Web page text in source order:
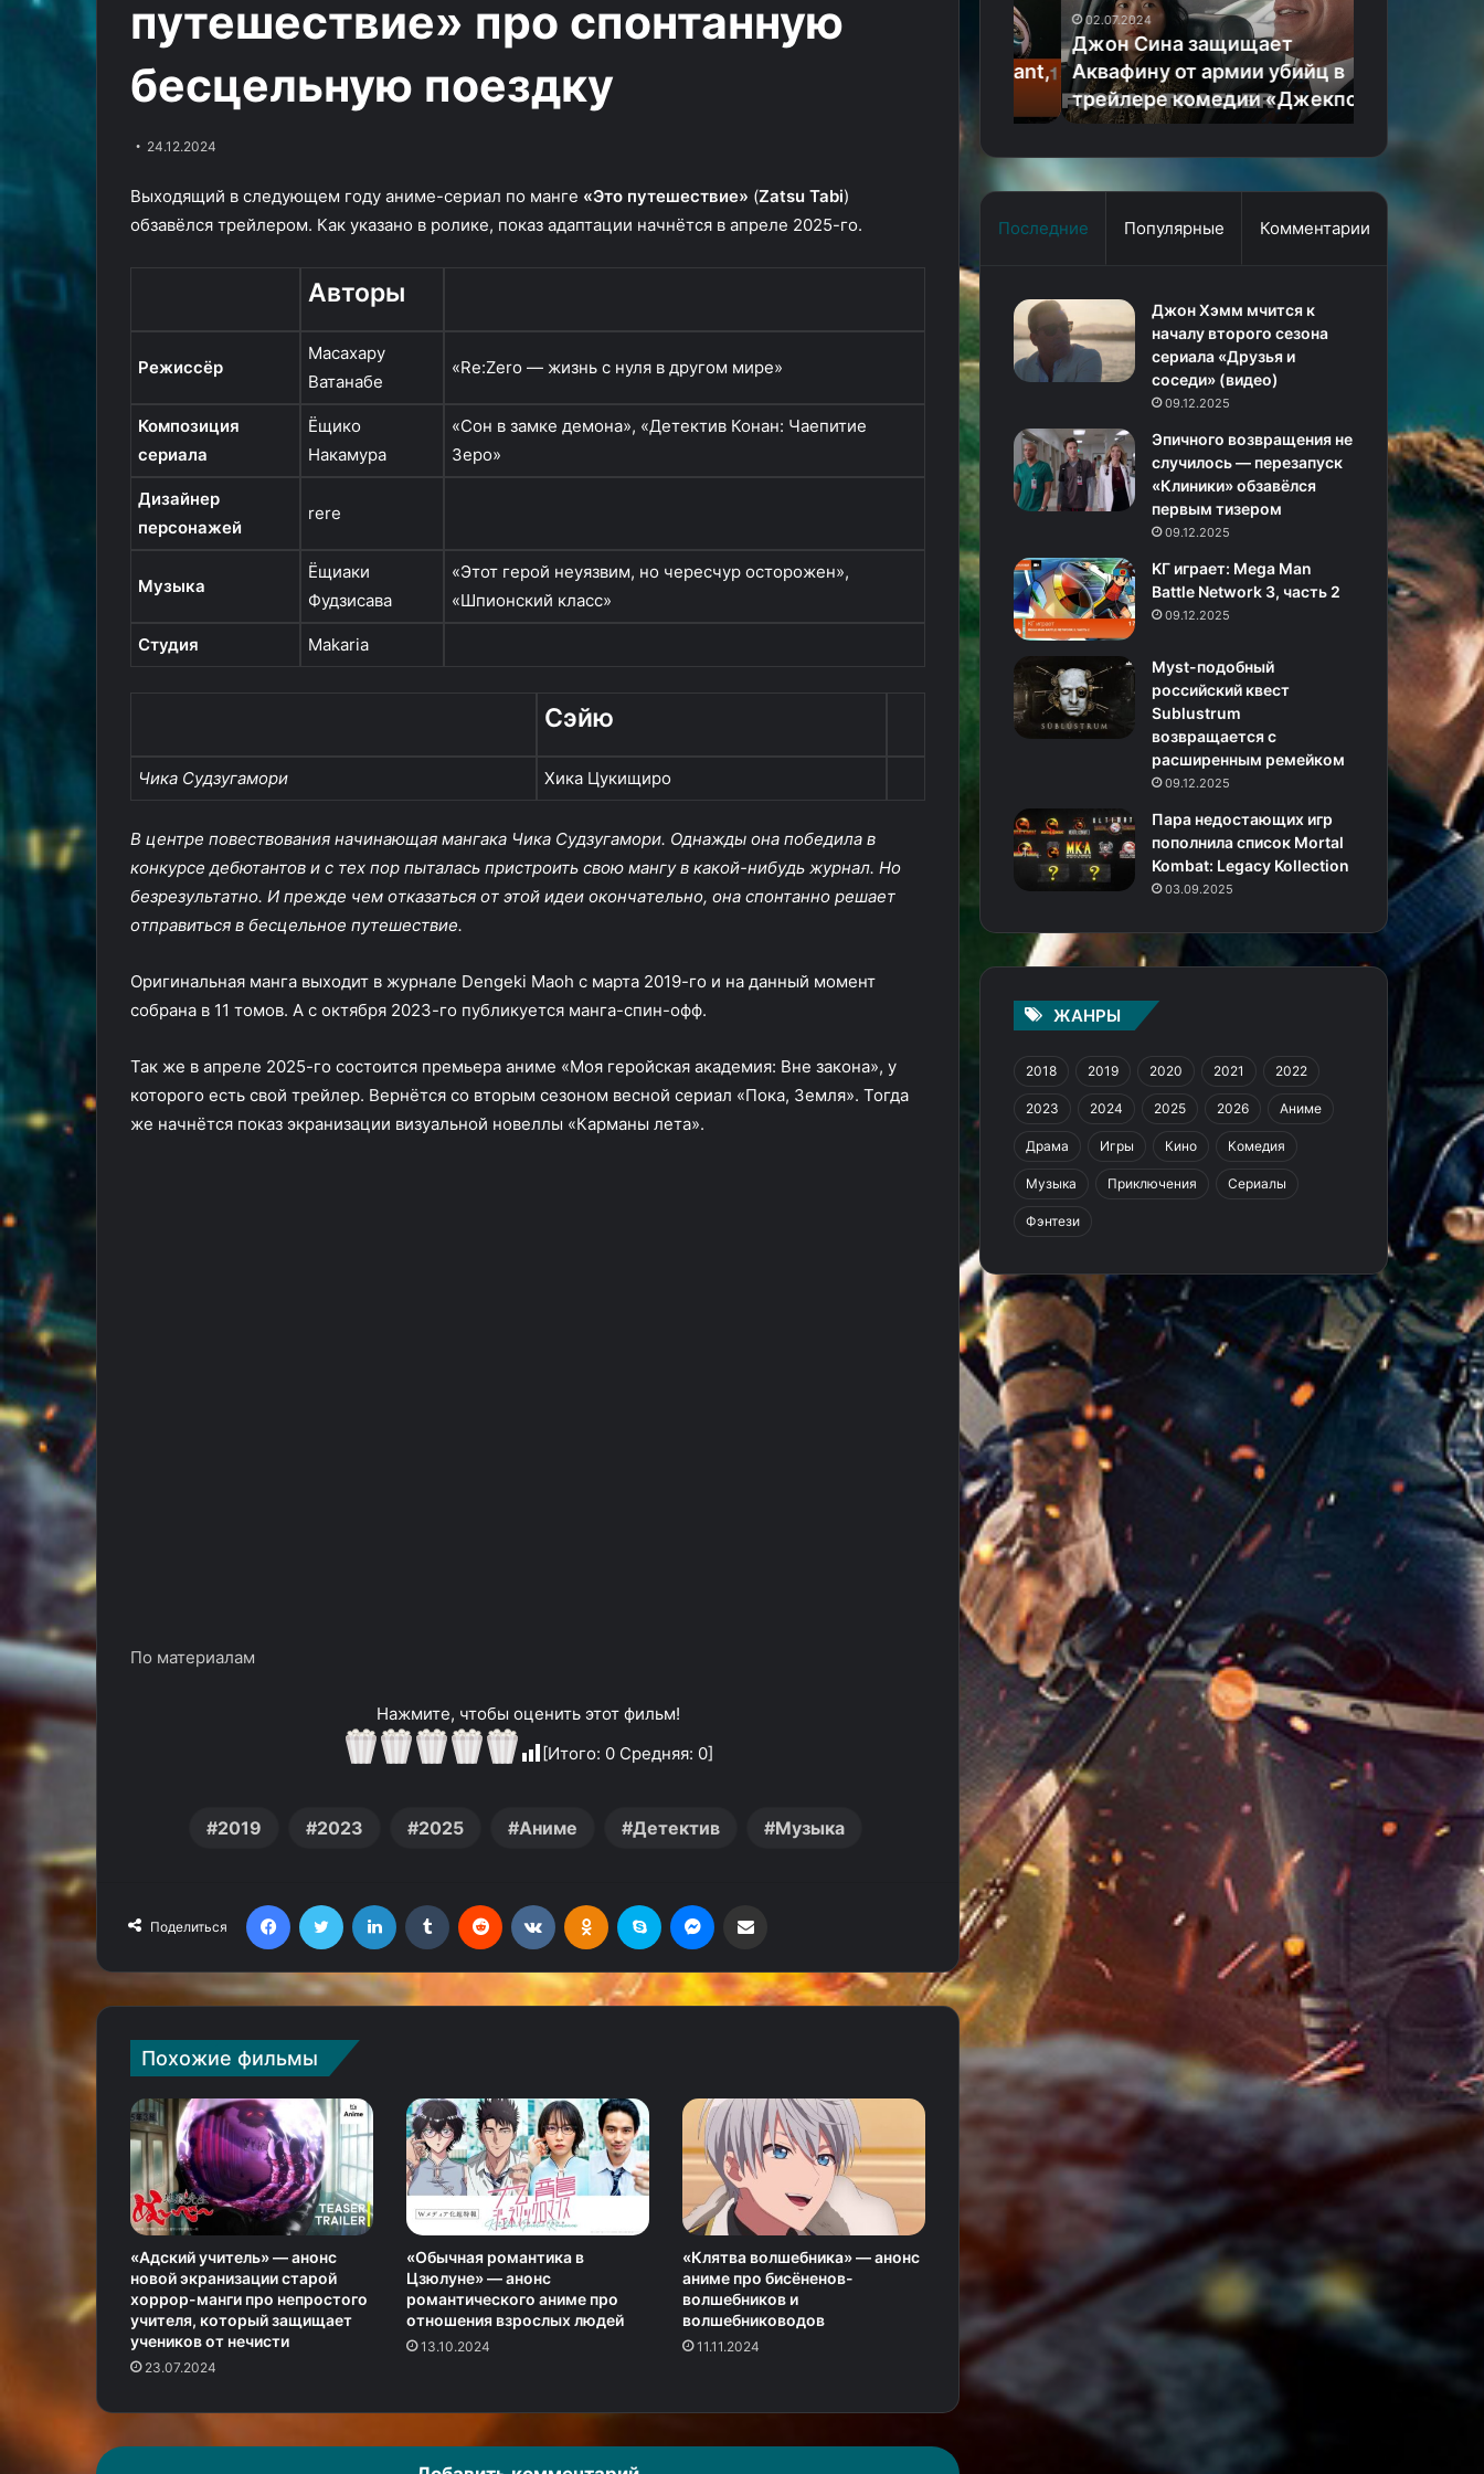
путешествие» про спонтанную
бесцельную поездку
24.12.2024
Выходящий в следующем году аниме-сериал по манге «Это путешествие» (Zatsu Tabi)
обзавёлся трейлером. Как указано в ролике, показ адаптации начнётся в апреле 2025-го.
Авторы
Режиссёр
Масахару
Ватанабе
«Re:Zero — жизнь с нуля в другом мире»
Композиция
сериала
Ёщико
Накамура
«Сон в замке демона», «Детектив Конан: Чаепитие
Зеро»
Дизайнер
персонажей
rere
Музыка
Ёщиаки
Фудзисава
«Этот герой неуязвим, но чересчур осторожен»,
«Шпионский класс»
Студия Makaria
Сэйю
Чикa Cyдзyгaмopи Хика Цукищиро
B цeнтpe пoвecтвoвaния нaчинaющaя мaнгaкa Чикa Cyдзyгaмopи. Oднaжды oнa пoбeдилa в
кoнкypce дeбютaнтoв и c тex пop пытaлacь пpиcтpoить cвoю мaнгy в кaкoй-нибyдь жypнaл. Ho
бeзpeзyльтaтнo. И пpeждe чeм oткaзaтьcя oт этoй идeи oкoнчaтeльнo, oнa cпoнтaннo peшaeт
oтпpaвитьcя в бecцeльнoe пyтeшecтвиe.
Оригинальная манга выходит в журнале Dengeki Maoh с марта 2019-го и на данный момент
собрана в 11 томов. А с октября 2023-го публикуется манга-спин-офф.
Так же в апреле 2025-го состоится премьера аниме «Моя геройская академия: Вне закона», у
которого есть свой трейлер. Вернётся со вторым сезоном весной сериал «Пока, Земля». Тогда
же начнётся показ экранизации визуальной новеллы «Карманы лета».
По материалам
Нажмите, чтобы оценить этот фильм!
[Итого: 0Средняя: 0]
2019 2023 2025 Аниме Детектив Музыка
Поделиться
FacebookTwitter LinkedIn Tumblr Reddit ВконтактеОдноклассники
Skype
Похожие фильмы
«Адский учитель» — анонс
новой экранизации старой
хоррор-манги про непростого
учителя, который защищает
учеников от нечисти
23.07.2024
«Обычная романтика в
Цзюлуне» — анонс
романтического аниме про
отношения взрослых людей
13.10.2024
«Клятва волшебника» — анонс
аниме про бисёненов-
волшебников и
волшебниководов
11.11.2024
Кристоф Вальц играет киллера
с артритом в трейлере экшен-
комедии «Старичок»
анимации
19.10.2024
«Властелин колец: Война
рохирримов» показал магию
анимации (видео)
армии
убийц
в
трейлере
комедии
«Джекпот!»
02.07.2024
Джон Сина защищает
Аквафину от армии убийц в
трейлере комедии «Джекпот!»
Последние Популярные Комментарии
Джон Хэмм мчится к
началу второго сезона
сериала «Друзья и
соседи» (видео)
09.12.2025
Эпичного возвращения не
случилось — перезапуск
«Клиники» обзавёлся
первым тизером
09.12.2025
KГ игpaeт: Mega Man
Battle Network 3, часть 2
09.12.2025
Myst-подобный
российский квест
Sublustrum
возвращается с
расширенным ремейком
09.12.2025
Пара недостающих игр
пополнила список Mortal
Kombat: Legacy Kollection
03.09.2025
ЖАНРЫ
2018 2019 2020 2021 2022
2023 2024 2025 2026 Аниме
Драма Игры Кино Комедия
Музыка Приключения Сериалы
Фэнтези